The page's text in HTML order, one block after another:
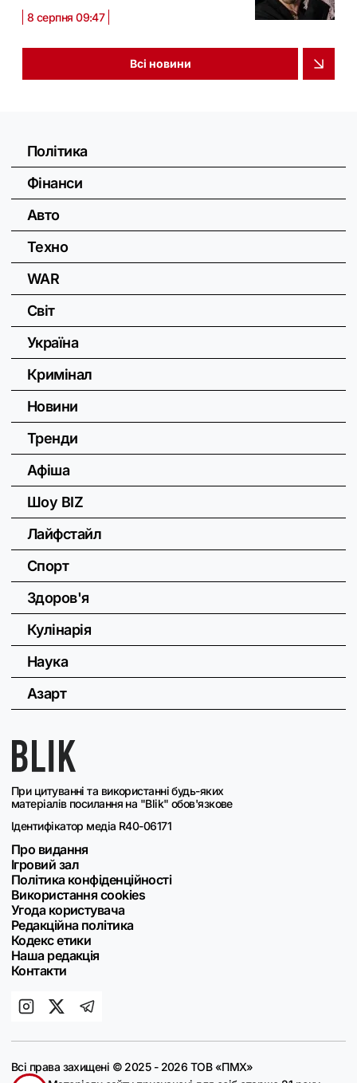
8 серпня 09:47
Всі новини
При цитуванні та використанні будь-яких
матеріалів посилання на "Blik" обов'язкове
Ідентифікатор медіа R40-06171
Про видання
Ігровий зал
Політика конфіденційності
Використання cookies
Угода користувача
Редакційна політика
Кодекс етики
Наша редакція
Контакти
Політика
Фінанси
Авто
Техно
WAR
Світ
Україна
Кримінал
Новини
Тренди
Афіша
Шоу BIZ
Лайфстайл
Спорт
Здоров'я
Кулінарія
Наука
Азарт
Всі права захищені © 2025 - 2026 ТОВ «ПМХ»